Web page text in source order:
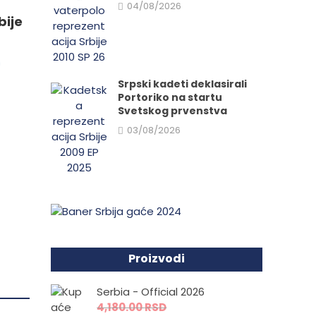
04/08/2026
Srpski kadeti deklasirali
Portoriko na startu
Svetskog prvenstva
03/08/2026
Proizvodi
Serbia - Official 2026
4,180.00RSD